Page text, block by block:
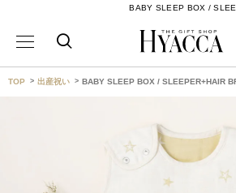
BABY SLEEP BOX /
TOP 出産祝い BABY SLEEP BOX / SLEEPER+HAIR